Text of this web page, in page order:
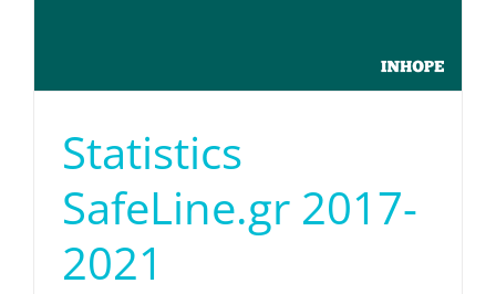
Statistics
SafeLine.gr 2017-
2021